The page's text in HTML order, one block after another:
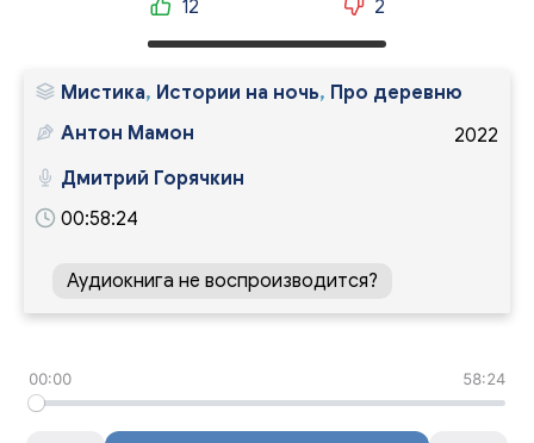
12 2
Мистика, Истории на ночь, Про деревню
2022
Антон Мамон
Дмитрий Горячкин
00:58:24
Аудиокнига не воспроизводится?
00:00 58:24